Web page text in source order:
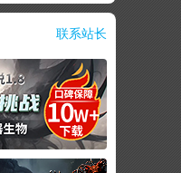
联系站长